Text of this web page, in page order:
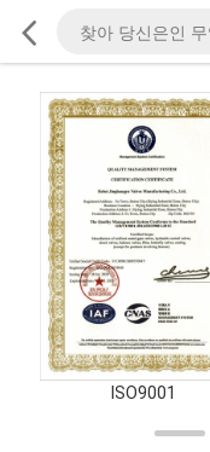
ISO9001